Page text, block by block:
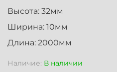
Наличие: В наличии
Высота: 32мм
Ширина: 10мм
Длина: 2000мм